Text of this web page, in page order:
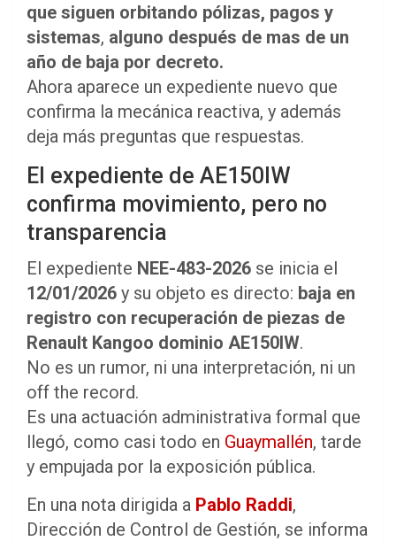
que siguen orbitando pólizas, pagos y
sistemas, alguno después de mas de un
año de baja por decreto.
Ahora aparece un expediente nuevo que
confirma la mecánica reactiva, y además
deja más preguntas que respuestas.
El expediente de AE150IW
confirma movimiento, pero no
transparencia
El expediente NEE-483-2026 se inicia el
12/01/2026 y su objeto es directo: baja en
registro con recuperación de piezas de
Renault Kangoo dominio AE150IW.
No es un rumor, ni una interpretación, ni un
off the record.
Es una actuación administrativa formal que
llegó, como casi todo en Guaymallén, tarde
y empujada por la exposición pública.
En una nota dirigida a Pablo Raddi,
Dirección de Control de Gestión, se informa